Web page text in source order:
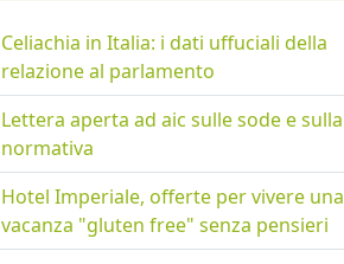
Celiachia in Italia: i dati uffuciali della
relazione al parlamento
Lettera aperta ad aic sulle sode e sulla
normativa
Hotel Imperiale, offerte per vivere una
vacanza "gluten free" senza pensieri